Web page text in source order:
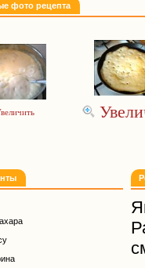
фото рецепта